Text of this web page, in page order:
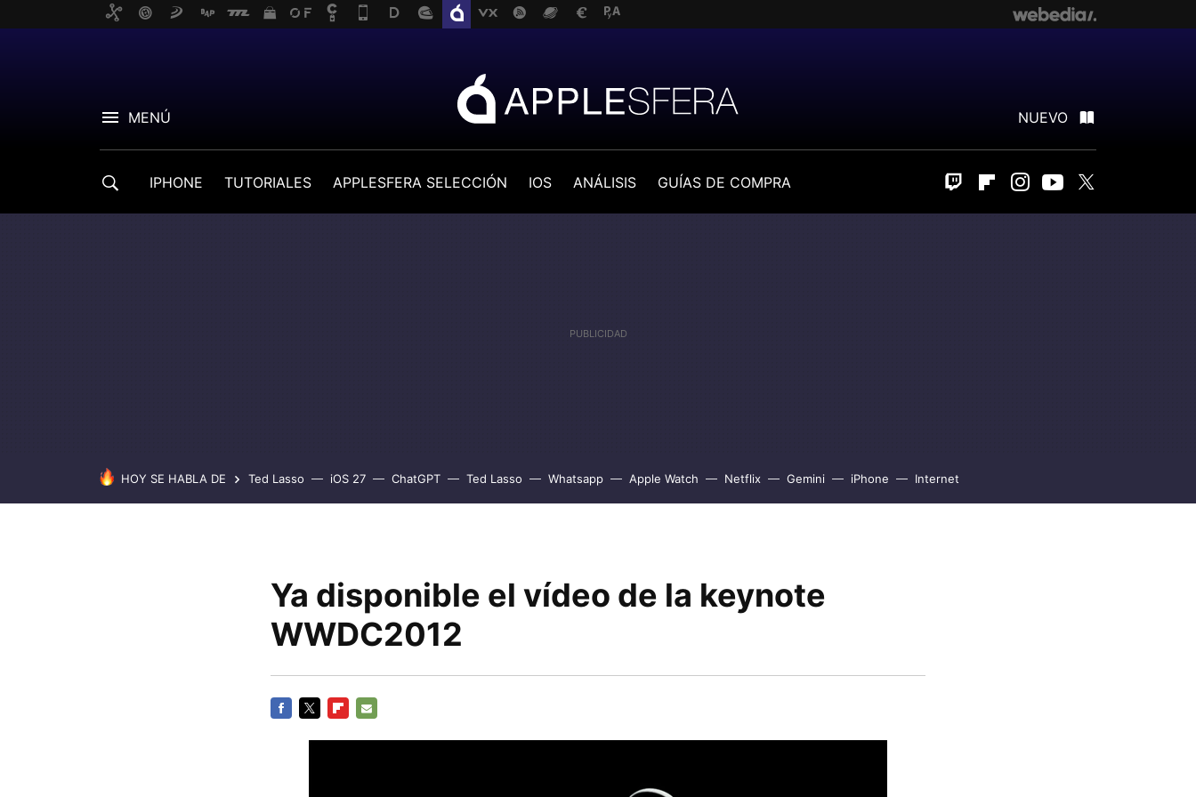
MENÚ NUEVO
IPHONE TUTORIALES APPLESFERA SELECCIÓN IOS ANÁLISIS GUÍAS DE COMPRA Twitch FlipboardInstagram
Youtube
HOY SE HABLA DE Ted Lasso iOS 27 ChatGPT Ted Lasso Whatsapp Apple Watch Netflix Gemini iPhone Internet
Ya disponible el vídeo de la keynote
WWDC2012